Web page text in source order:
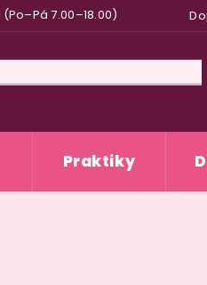
(Po–Pá 7.00–18.00)
Praktiky